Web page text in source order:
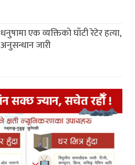
धनुषामा एक व्यक्तिको घाँटी रेटेर हत्या,
अनुसन्धान जारी